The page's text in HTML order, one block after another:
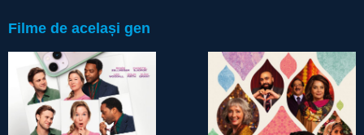
Filme de același gen